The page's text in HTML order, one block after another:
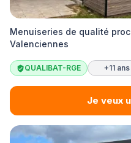
Menuiseries de qualité
Valenciennes
QUALIBAT-RGE +11
Je veux